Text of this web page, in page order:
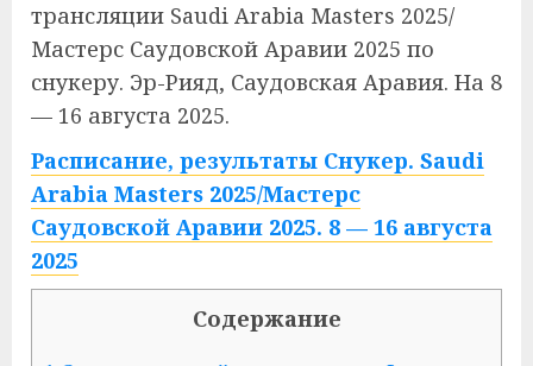
трансляции Saudi Arabia Masters 2025/
Мастерс Саудовской Аравии 2025 по
снукеру. Эр-Рияд, Саудовская Аравия. На 8
— 16 августа 2025.
Расписание, результаты Снукер. Saudi
Arabia Masters 2025/Мастерс
Саудовской Аравии 2025. 8 — 16 августа
2025
Содержание